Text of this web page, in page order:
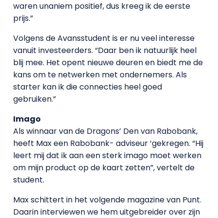
waren unaniem positief, dus kreeg ik de eerste
prijs.”
Volgens de Avansstudent is er nu veel interesse
vanuit investeerders. “Daar ben ik natuurlijk heel
blij mee. Het opent nieuwe deuren en biedt me de
kans om te netwerken met ondernemers. Als
starter kan ik die connecties heel goed
gebruiken.”
Imago
Als winnaar van de Dragons’ Den van Rabobank,
heeft Max een Rabobank- adviseur ‘gekregen. “Hij
leert mij dat ik aan een sterk imago moet werken
om mijn product op de kaart zetten”, vertelt de
student.
Max schittert in het volgende magazine van Punt.
Daarin interviewen we hem uitgebreider over zijn